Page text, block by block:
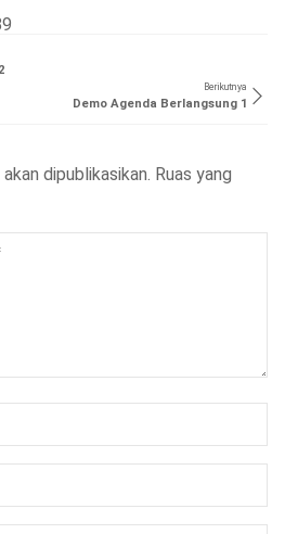
Berikutnya
Demo Agenda Berlangsung 1
dipublikasikan. Ruas yang